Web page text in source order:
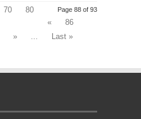
Page 88 of 93
70
80
«
86
» Last »